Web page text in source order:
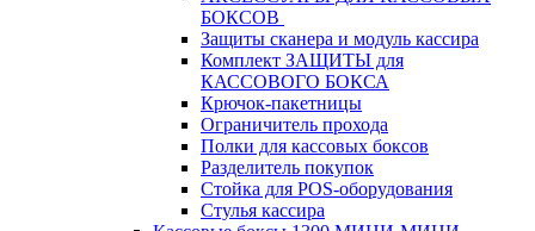
БОКСОВ
Защиты сканера и модуль кассира
Комплект ЗАЩИТЫ для
КАССОВОГО БОКСА
Крючок-пакетницы
Ограничитель прохода
Полки для кассовых боксов
Разделитель покупок
Стойка для POS-оборудования
Стулья кассира